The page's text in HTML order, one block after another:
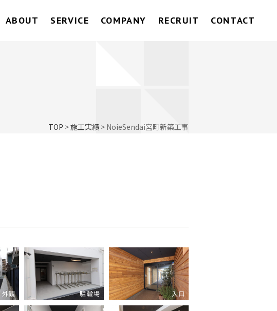
ABOUT SERVICE COMPANY RECRUIT CONTACT
TOP >施工実績 > NoieSendai宮町新築工事
外観 駐輪場 入口